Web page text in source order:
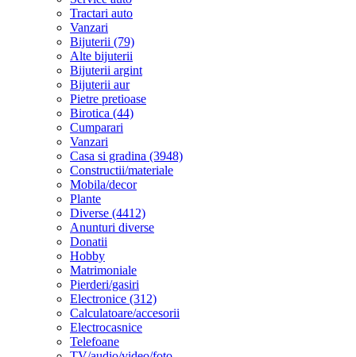
Tractari auto
Vanzari
Bijuterii (79)
Alte bijuterii
Bijuterii argint
Bijuterii aur
Pietre pretioase
Birotica (44)
Cumparari
Vanzari
Casa si gradina (3948)
Constructii/materiale
Mobila/decor
Plante
Diverse (4412)
Anunturi diverse
Donatii
Hobby
Matrimoniale
Pierderi/gasiri
Electronice (312)
Calculatoare/accesorii
Electrocasnice
Telefoane